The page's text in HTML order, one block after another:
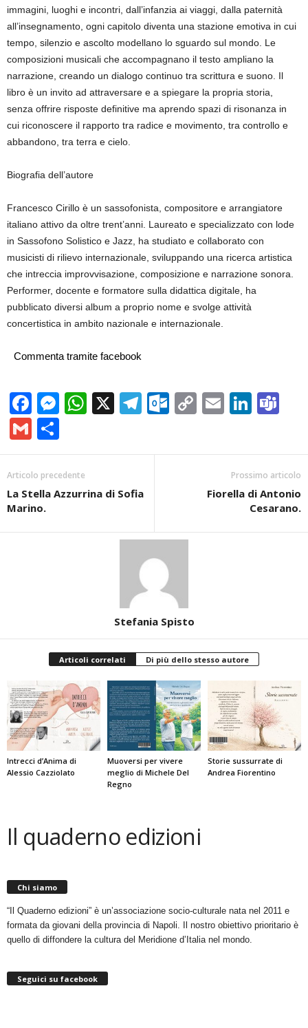
immagini, luoghi e incontri, dall’infanzia ai viaggi, dalla paternità
all’insegnamento, ogni capitolo diventa una stazione emotiva in cui
tempo, silenzio e ascolto modellano lo sguardo sul mondo. Le
composizioni musicali che accompagnano il testo ampliano la
narrazione, creando un dialogo continuo tra scrittura e suono. Il
libro è un invito ad attraversare e a spiegare la propria storia,
senza offrire risposte definitive ma aprendo spazi di risonanza in
cui riconoscere il rapporto tra radice e movimento, tra controllo e
abbandono, tra terra e cielo.
Biografia dell’autore
Francesco Cirillo è un sassofonista, compositore e arrangiatore
italiano attivo da oltre trent’anni. Laureato e specializzato con lode
in Sassofono Solistico e Jazz, ha studiato e collaborato con
musicisti di rilievo internazionale, sviluppando una ricerca artistica
che intreccia improvvisazione, composizione e narrazione sonora.
Performer, docente e formatore sulla didattica digitale, ha
pubblicato diversi album a proprio nome e svolge attività
concertistica in ambito nazionale e internazionale.
Commenta tramite facebook
Facebook
Messenger
WhatsApp
X Telegram
Outlook.com
CopyEmail
Gmail
Articolo precedente
La Stella Azzurrina di Sofia
Marino.
Prossimo articolo
Fiorella di Antonio
Cesarano.
Stefania Spisto
Articoli correlati Di più dello stesso autore
Intrecci d’Anima di
Alessio Cazziolato
Muoversi per vivere
meglio di Michele Del
Regno
Storie sussurrate di
Andrea Fiorentino
Il quaderno edizioni
Chi siamo
“Il Quaderno edizioni” è un’associazione socio-culturale nata nel 2011 e
formata da giovani della provincia di Napoli. Il nostro obiettivo prioritario è
quello di diffondere la cultura del Meridione d’Italia nel mondo.
Seguici su facebook